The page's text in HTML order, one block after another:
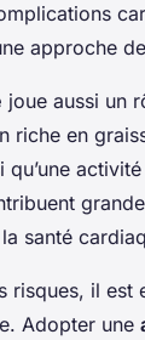
approche
joue aussi un
riche en
qu’une
santé
risques, il est
Adopter une